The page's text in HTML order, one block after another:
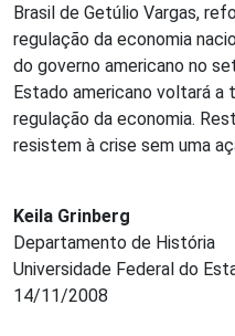
Brasil de Getúlio Vargas,
regulação da economia
do governo americano no
Estado americano voltará a
regulação da economia.
resistem à crise sem uma
Keila Grinberg
Departamento de História
Universidade Federal do
14/11/2008